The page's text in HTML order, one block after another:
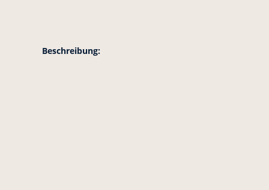
Beschreibung: